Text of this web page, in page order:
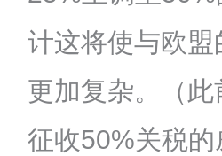
计这将使与欧盟
更加复杂。（此
征收50%关税